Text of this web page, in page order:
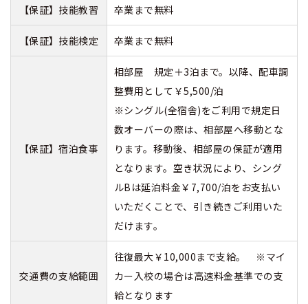
【保証】技能教習 卒業まで無料
【保証】技能検定 卒業まで無料
【保証】宿泊食事
相部屋 規定＋3泊まで。以降、配車調
整費用として￥5,500/泊
※シングル(全宿舎)をご利用で規定日
数オーバーの際は、相部屋へ移動とな
ります。移動後、相部屋の保証が適用
となります。空き状況により、シング
ルBは延泊料金￥7,700/泊をお支払い
いただくことで、引き続きご利用いた
だけます。
交通費の支給範囲
往復最大￥10,000まで支給。 ※マイ
カー入校の場合は高速料金基準での支
給となります